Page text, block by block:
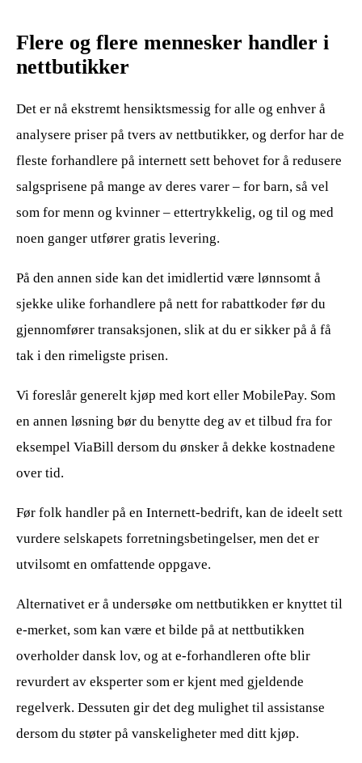
Flere og flere mennesker handler i
nettbutikker
Det er nå ekstremt hensiktsmessig for alle og enhver å
analysere priser på tvers av nettbutikker, og derfor har de
fleste forhandlere på internett sett behovet for å redusere
salgsprisene på mange av deres varer – for barn, så vel
som for menn og kvinner – ettertrykkelig, og til og med
noen ganger utfører gratis levering.
På den annen side kan det imidlertid være lønnsomt å
sjekke ulike forhandlere på nett for rabattkoder før du
gjennomfører transaksjonen, slik at du er sikker på å få
tak i den rimeligste prisen.
Vi foreslår generelt kjøp med kort eller MobilePay. Som
en annen løsning bør du benytte deg av et tilbud fra for
eksempel ViaBill dersom du ønsker å dekke kostnadene
over tid.
Før folk handler på en Internett-bedrift, kan de ideelt sett
vurdere selskapets forretningsbetingelser, men det er
utvilsomt en omfattende oppgave.
Alternativet er å undersøke om nettbutikken er knyttet til
e-merket, som kan være et bilde på at nettbutikken
overholder dansk lov, og at e-forhandleren ofte blir
revurdert av eksperter som er kjent med gjeldende
regelverk. Dessuten gir det deg mulighet til assistanse
dersom du støter på vanskeligheter med ditt kjøp.